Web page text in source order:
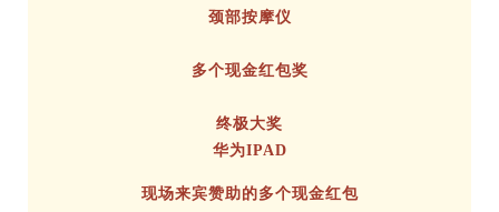
颈部按摩仪
多个现金红包奖
终极大奖
华为IPAD
现场来宾赞助的多个现金红包